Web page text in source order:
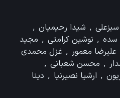
, شیدا رحیمیان ,
سده , نوشین کرامتی , مجید
علیرضا معمور , غزل محمدی
, محسن شعبانی ,
, ارشیا نصیرنیا , دینا